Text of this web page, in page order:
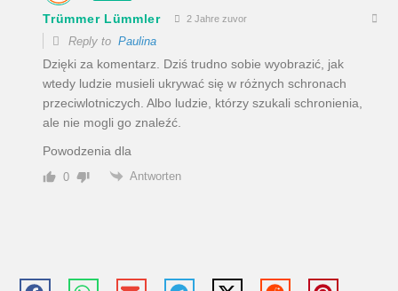
Trümmer Lümmler 2 Jahre zuvor
Reply toPaulina
Dzięki za komentarz. Dziś trudno sobie wyobrazić, jak
wtedy ludzie musieli ukrywać się w różnych schronach
przeciwlotniczych. Albo ludzie, którzy szukali schronienia,
ale nie mogli go znaleźć.
Powodzenia dla
0 Antworten